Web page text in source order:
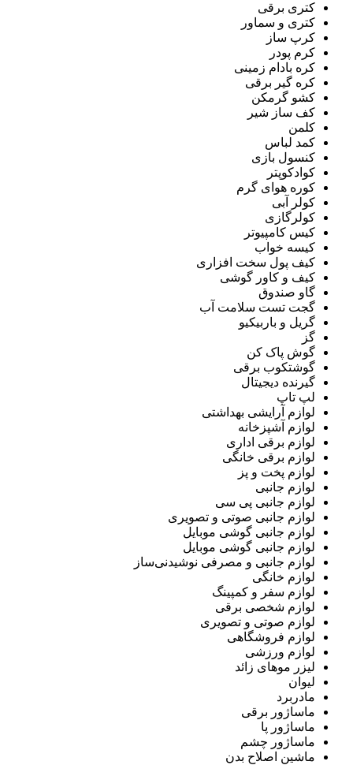
کتری برقی
کتری و سماور
کرپ ساز
کرم پودر
کره بادام زمینی
کره گیر برقی
کشو گرمکن
کف ساز شیر
کلمن
کمد لباس
کنسول بازی
کوادکوپتر
کوره هوای گرم
کولر آبی
کولرگازی
کیس کامپیوتر
کیسه خواب
کیف پول سخت افزاری
کیف و کاور گوشی
گاو صندوق
گجت تست سلامت آب
گریل و باربیکیو
گز
گوش پاک کن
گوشتکوب برقی
گیرنده دیجیتال
لپ تاپ
لوازم آرایشی بهداشتی
لوازم آشپزخانه
لوازم برقی اداری
لوازم برقی خانگی
لوازم پخت و پز
لوازم جانبی
لوازم جانبی پی سی
لوازم جانبی صوتی و تصویری
لوازم جانبی گوشی موبایل
لوازم جانبی گوشی موبایل
لوازم جانبی و مصرفی نوشیدنی‌ساز
لوازم خانگی
لوازم سفر و کمپینگ
لوازم شخصی برقی
لوازم صوتی و تصویری
لوازم فروشگاهی
لوازم ورزشی
لیزر موهای زائد
لیوان
مادربرد
ماساژور برقی
ماساژور پا
ماساژور چشم
ماشین اصلاح بدن